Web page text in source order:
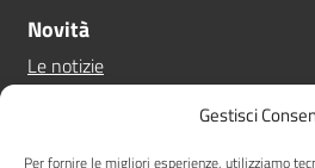
Gestisci
Per fornire le migliori esperienze, utilizziamo
Novità
Le notizie
Le circolari
Albo online